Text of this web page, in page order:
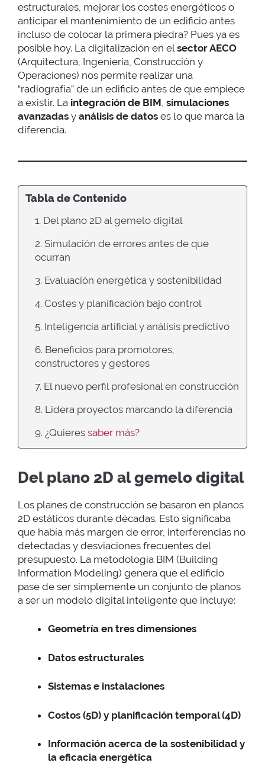
estructurales, mejorar los costes energéticos o
anticipar el mantenimiento de un edificio antes
incluso de colocar la primera piedra? Pues ya es
posible hoy. La digitalización en el sector AECO
(Arquitectura, Ingeniería, Construcción y
Operaciones) nos permite realizar una
“radiografía” de un edificio antes de que empiece
a existir. La integración de BIM simulaciones
avanzadas y análisis de datos es lo que marca la
diferencia.
Tabla de Contenido
1. Del plano 2D al gemelo digital
2. Simulación de errores antes de que
ocurran
3. Evaluación energética y sostenibilidad
4. Costes y planificación bajo control
5. Inteligencia artificial y análisis predictivo
6. Beneficios para promotores,
constructores y gestores
7. El nuevo perfil profesional en construcción
8. Lidera proyectos marcando la diferencia
9. ¿Quieres saber más?
Del plano 2D al gemelo digital
Los planes de construcción se basaron en planos
2D estáticos durante décadas. Esto significaba
que había más margen de error, interferencias no
detectadas y desviaciones frecuentes del
presupuesto. La metodología BIM (Building
Information Modeling) genera que el edificio
pase de ser simplemente un conjunto de planos
a ser un modelo digital inteligente que incluye:
Geometría en tres dimensiones
Datos estructurales
Sistemas e instalaciones
Costos (5D) y planificación temporal (4D)
Información acerca de la sostenibilidad y
la eficacia energética